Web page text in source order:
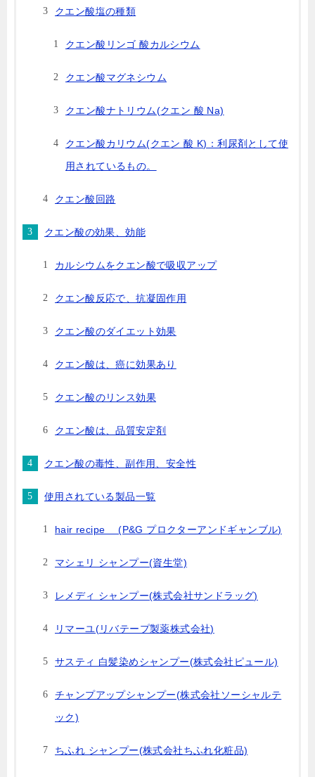
クエン酸塩の種類
クエン酸リンゴ 酸カルシウム
クエン酸マグネシウム
クエン酸ナトリウム(クエン 酸 Na)
クエン酸カリウム(クエン 酸 K)：利尿剤として使
用されているもの。
クエン酸回路
クエン酸の効果、効能
カルシウムをクエン酸で吸収アップ
クエン酸反応で、抗凝固作用
クエン酸のダイエット効果
クエン酸は、癌に効果あり
クエン酸のリンス効果
クエン酸は、品質安定剤
クエン酸の毒性、副作用、安全性
使用されている製品一覧
hair recipe (P&G プロクターアンドギャンブル)
マシェリ シャンプー(資生堂)
レメディ シャンプー(株式会社サンドラッグ)
リマーユ(リバテープ製薬株式会社)
サスティ 白髪染めシャンプー(株式会社ピュール)
チャンプアップシャンプー(株式会社ソーシャルテ
ック)
ちふれ シャンプー(株式会社ちふれ化粧品)